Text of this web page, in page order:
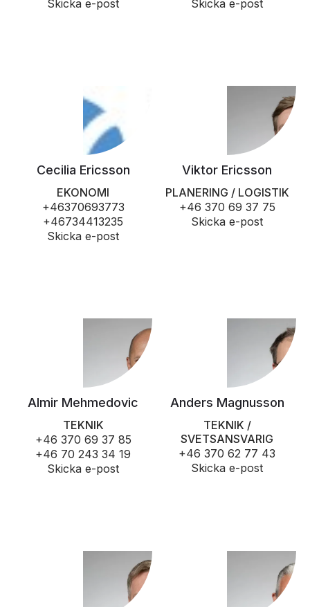
Skicka e-post
Skicka e-post
Cecilia Ericsson
EKONOMI
+46370693773
+46734413235
Skicka e-post
Viktor Ericsson
PLANERING / LOGISTIK
+46 370 69 37 75
Skicka e-post
Almir Mehmedovic
TEKNIK
+46 370 69 37 85
+46 70 243 34 19
Skicka e-post
Anders Magnusson
TEKNIK /
SVETSANSVARIG
+46 370 62 77 43
Skicka e-post